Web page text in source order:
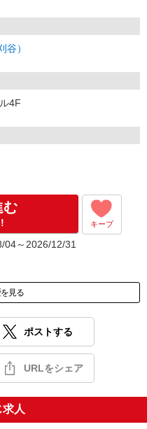
）
4F
む
キープ
04～2026/12/31
見る
ポストする
URLをシェア
人